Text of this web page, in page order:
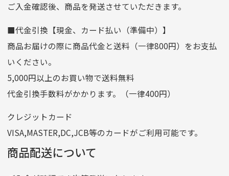
口座番号
0255557
口座名義
株式会社一条
ゆうちょ銀行
ゆうちょ間
記号
14710
他銀行から
店名
四七八（読みヨンナナハチ）
店番
478
ご入金確認後、商品を発送させていただきます。
■代金引換【現金、カード払い（準備中）】
商品お届けの際に商品代金と送料（一律800円）をお支払
いください。
5,000円以上のお買い物で送料無料
代金引換手数料がかかります。（一律400円）
クレジットカード
VISA,MASTER,DC,JCB等のカードがご利用可能です。
商品配送について